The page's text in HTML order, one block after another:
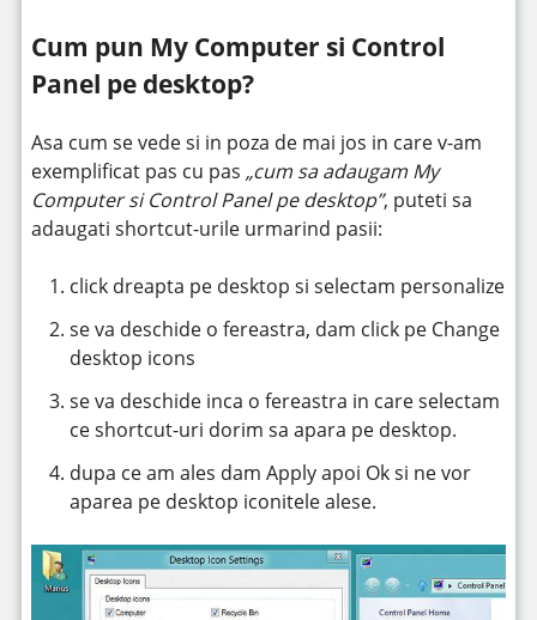
Cum pun My Computer si Control
Panel pe desktop?
Asa cum se vede si in poza de mai jos in care v-am
exemplificat pas cu pas „cum sa adaugam My
Computer si Control Panel pe desktop”, puteti sa
adaugati shortcut-urile urmarind pasii:
click dreapta pe desktop si selectam personalize
se va deschide o fereastra, dam click pe Change
desktop icons
se va deschide inca o fereastra in care selectam
ce shortcut-uri dorim sa apara pe desktop.
dupa ce am ales dam Apply apoi Ok si ne vor
aparea pe desktop iconitele alese.